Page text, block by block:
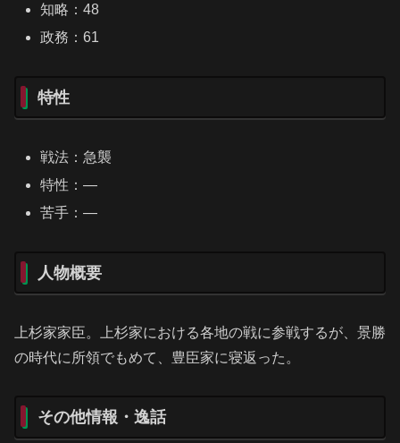
知略：48
政務：61
特性
戦法：急襲
特性：―
苦手：―
人物概要
上杉家家臣。上杉家における各地の戦に参戦するが、景勝
の時代に所領でもめて、豊臣家に寝返った。
その他情報・逸話